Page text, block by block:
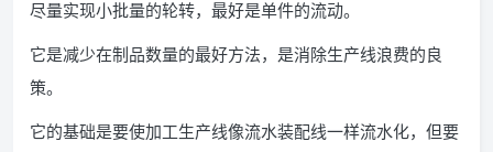
尽量实现小批量的轮转，最好是单件的流动。
它是减少在制品数量的最好方法，是消除生产线浪费的良
策。
它的基础是要使加工生产线像流水装配线一样流水化，但要